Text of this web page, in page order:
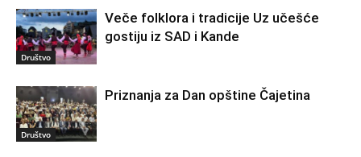
Društvo
Veče folklora i tradicije Uz učešće
gostiju iz SAD i Kande
Društvo
Priznanja za Dan opštine Čajetina